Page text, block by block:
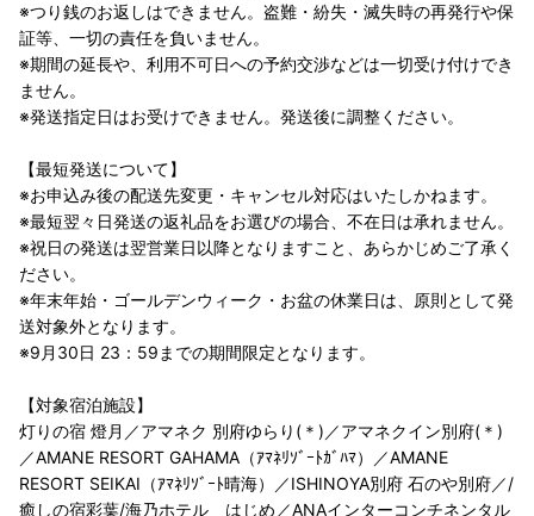
※つり銭のお返しはできません。盗難・紛失・滅失時の再発行や保
証等、一切の責任を負いません。
※期間の延長や、利用不可日への予約交渉などは一切受け付けでき
ません。
※発送指定日はお受けできません。発送後に調整ください。
【最短発送について】
※お申込み後の配送先変更・キャンセル対応はいたしかねます。
※最短翌々日発送の返礼品をお選びの場合、不在日は承れません。
※祝日の発送は翌営業日以降となりますこと、あらかじめご了承く
ださい。
※年末年始・ゴールデンウィーク・お盆の休業日は、原則として発
送対象外となります。
※9月30日 23：59までの期間限定となります。
【対象宿泊施設】
灯りの宿 燈月／アマネク 別府ゆらり(＊)／アマネクイン別府(＊)
／AMANE RESORT GAHAMA（ｱﾏﾈﾘｿﾞｰﾄｶﾞﾊﾏ）／AMANE
RESORT SEIKAI（ｱﾏﾈﾘｿﾞｰﾄ晴海）／ISHINOYA別府 石のや別府／/
癒しの宿彩葉/海乃ホテル はじめ／ANAインターコンチネンタル